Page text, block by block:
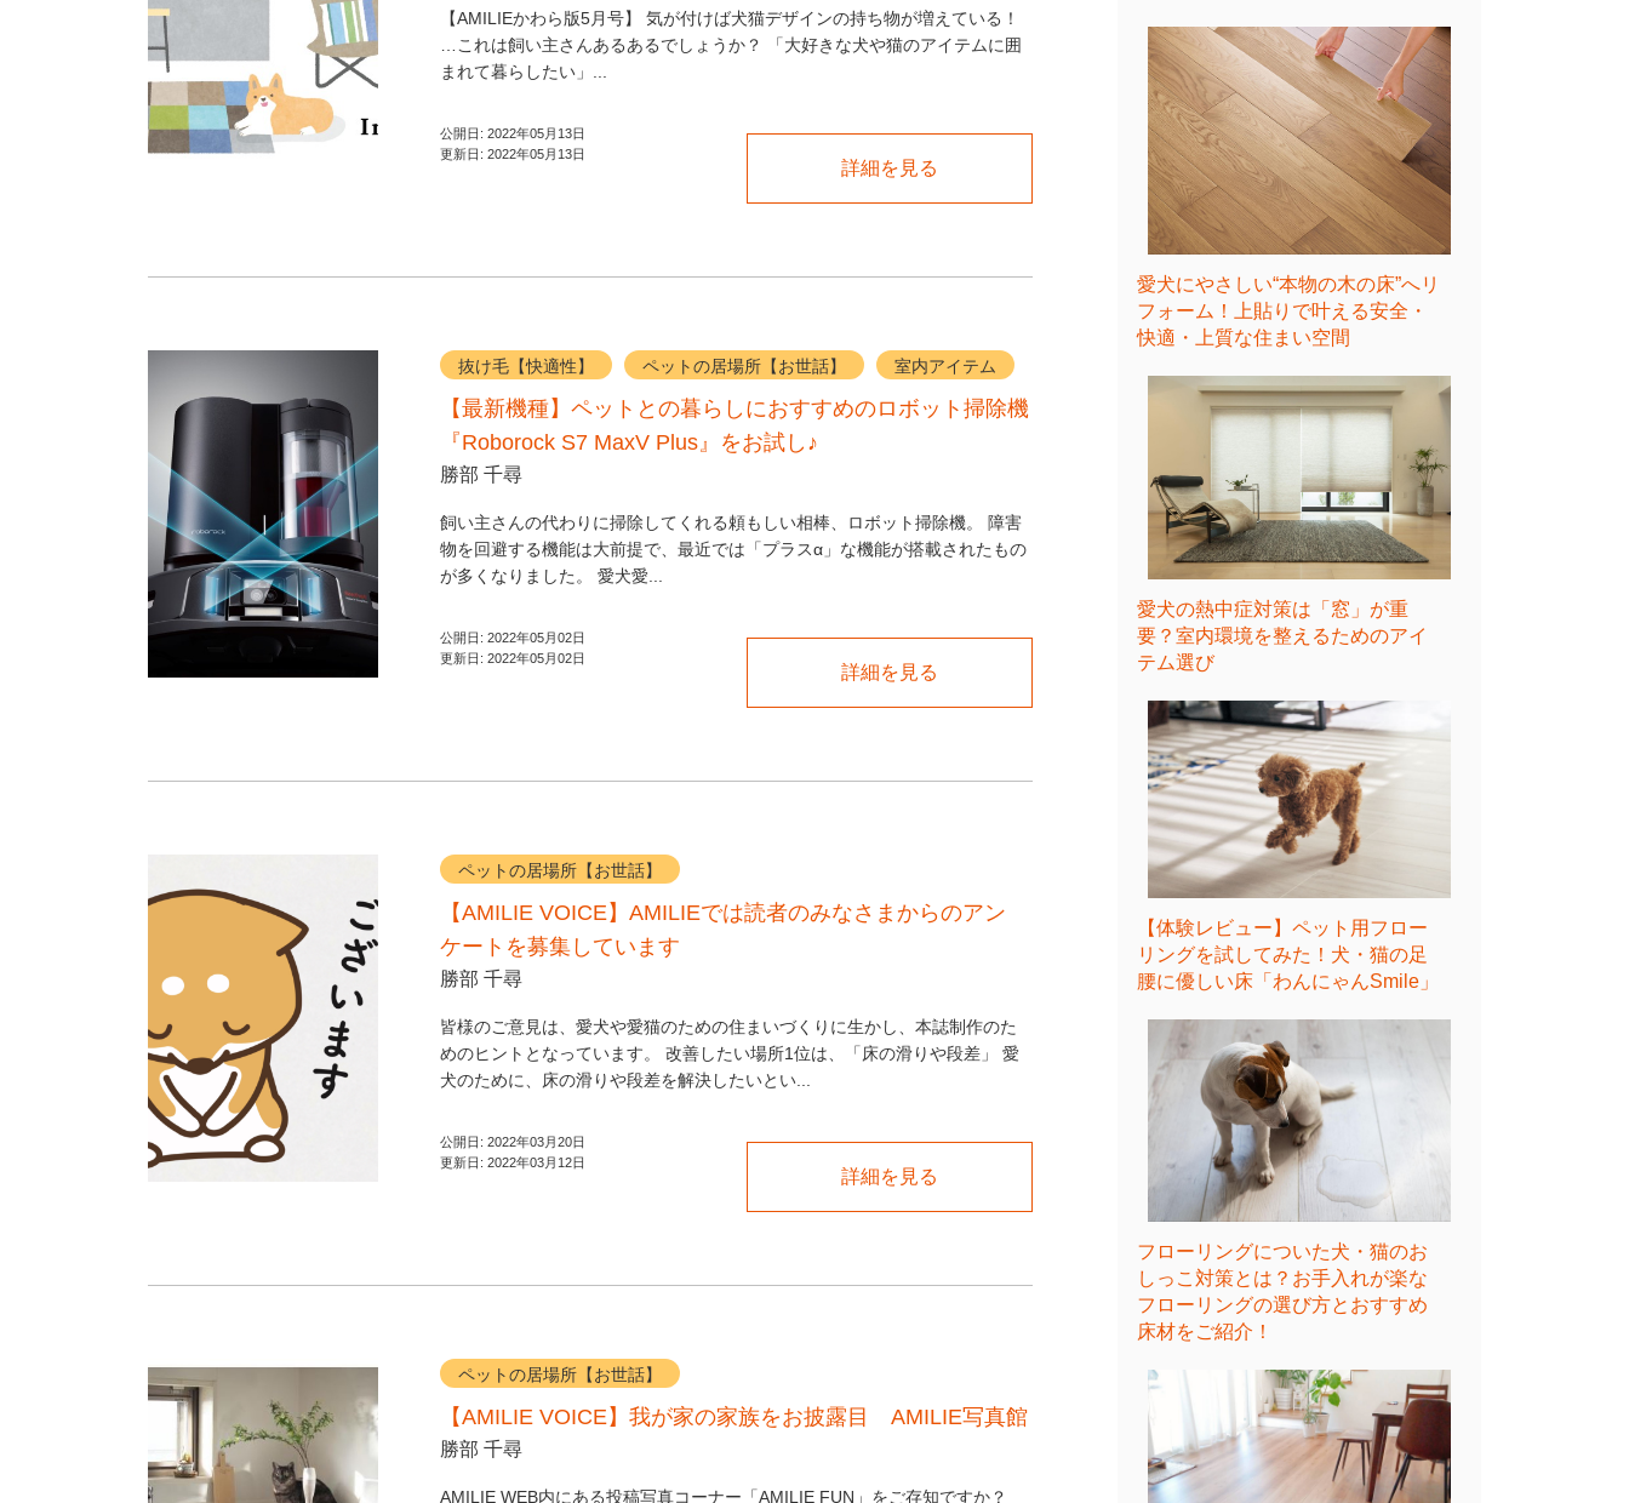
【AMILIEかわら版5月号】 気が付けば犬猫デザインの持ち物が増えている！
…これは飼い主さんあるあるでしょうか？ 「大好きな犬や猫のアイテムに囲
まれて暮らしたい」...
公開日: 2022年05月13日
更新日: 2022年05月13日
詳細を見る
抜け毛【快適性】 ペットの居場所【お世話】 室内アイテム
【最新機種】ペットとの暮らしにおすすめのロボット掃除機
『Roborock S7 MaxV Plus』をお試し♪
勝部 千尋
飼い主さんの代わりに掃除してくれる頼もしい相棒、ロボット掃除機。 障害
物を回避する機能は大前提で、最近では「プラスα」な機能が搭載されたもの
が多くなりました。 愛犬愛...
公開日: 2022年05月02日
更新日: 2022年05月02日
詳細を見る
ペットの居場所【お世話】
【AMILIE VOICE】AMILIEでは読者のみなさまからのアン
ケートを募集しています
勝部 千尋
皆様のご意見は、愛犬や愛猫のための住まいづくりに生かし、本誌制作のた
めのヒントとなっています。 改善したい場所1位は、「床の滑りや段差」 愛
犬のために、床の滑りや段差を解決したいとい...
公開日: 2022年03月20日
更新日: 2022年03月12日
詳細を見る
ペットの居場所【お世話】
【AMILIE VOICE】我が家の家族をお披露目 AMILIE写真館
勝部 千尋
AMILIE WEB内にある投稿写真コーナー「AMILIE FUN」をご存知ですか？
愛犬にやさしい“本物の木の床”へリ
フォーム！上貼りで叶える安全・
快適・上質な住まい空間
愛犬の熱中症対策は「窓」が重
要？室内環境を整えるためのアイ
テム選び
【体験レビュー】ペット用フロー
リングを試してみた！犬・猫の足
腰に優しい床「わんにゃんSmile」
フローリングについた犬・猫のお
しっこ対策とは？お手入れが楽な
フローリングの選び方とおすすめ
床材をご紹介！